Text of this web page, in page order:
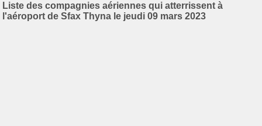
Liste des compagnies aériennes qui atterrissent à
l'aéroport de Sfax Thyna le jeudi 09 mars 2023